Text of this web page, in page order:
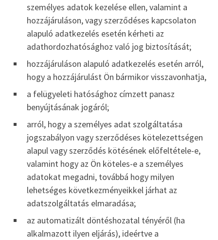
személyes adatok kezelése ellen, valamint a
hozzájáruláson, vagy szerződéses kapcsolaton
alapuló adatkezelés esetén kérheti az
adathordozhatósághoz való jog biztosítását;
hozzájáruláson alapuló adatkezelés esetén arról,
hogy a hozzájárulást Ön bármikor visszavonhatja,
a felügyeleti hatósághoz címzett panasz
benyújtásának jogáról;
arról, hogy a személyes adat szolgáltatása
jogszabályon vagy szerződéses kötelezettségen
alapul vagy szerződés kötésének előfeltétele-e,
valamint hogy az Ön köteles-e a személyes
adatokat megadni, továbbá hogy milyen
lehetséges következményeikkel járhat az
adatszolgáltatás elmaradása;
az automatizált döntéshozatal tényéről (ha
alkalmazott ilyen eljárás), ideértve a